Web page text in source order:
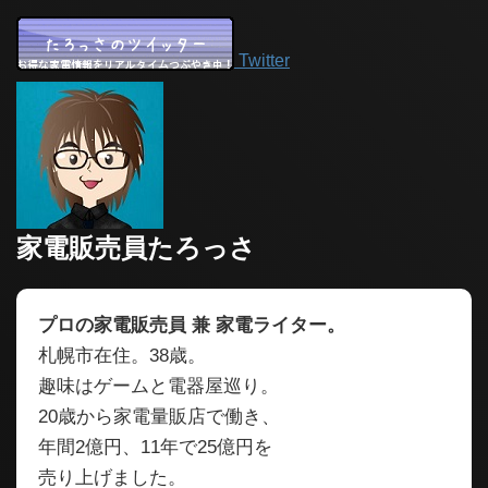
Twitter
家電販売員たろっさ
プロの家電販売員 兼 家電ライター。
札幌市在住。38歳。
趣味はゲームと電器屋巡り。
20歳から家電量販店で働き、
年間2億円、11年で25億円を
売り上げました。